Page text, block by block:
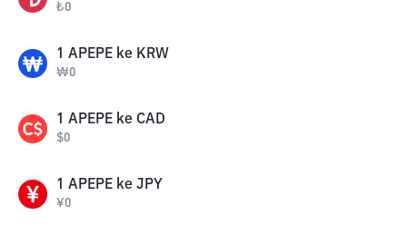
₺0
1 APEPE ke KRW
₩0
1 APEPE ke CAD
$0
1 APEPE ke JPY
¥0